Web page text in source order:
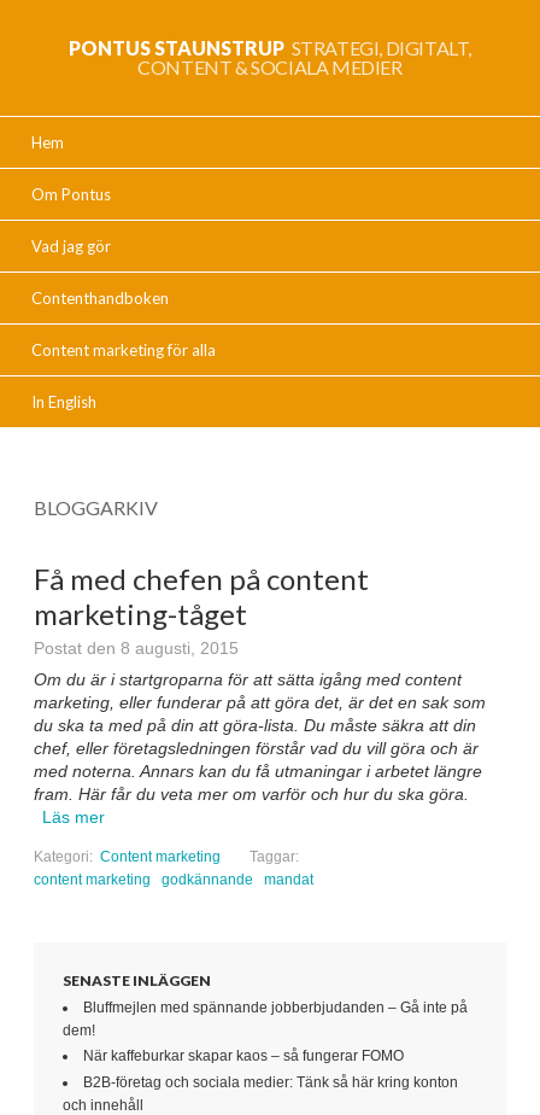
PONTUS STAUNSTRUP STRATEGI, DIGITALT,
CONTENT & SOCIALA MEDIER
Hem
Om Pontus
Vad jag gör
Contenthandboken
Content marketing för alla
In English
BLOGGARKIV
Få med chefen på content
marketing-tåget
Postat den 8 augusti, 2015
Om du är i startgroparna för att sätta igång med content
marketing, eller funderar på att göra det, är det en sak som
du ska ta med på din att göra-lista. Du måste säkra att din
chef, eller företagsledningen förstår vad du vill göra och är
med noterna. Annars kan du få utmaningar i arbetet längre
fram. Här får du veta mer om varför och hur du ska göra.
Läs mer
Kategori: Content marketing
Taggar:
content marketing
godkännande mandat
SENASTE INLÄGGEN
Bluffmejlen med spännande jobberbjudanden – Gå inte på
dem!
När kaffeburkar skapar kaos – så fungerar FOMO
B2B-företag och sociala medier: Tänk så här kring konton
och innehåll